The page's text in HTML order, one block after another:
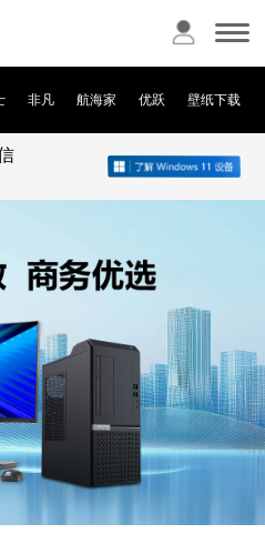
非凡 航海家 优跃 壁纸下载